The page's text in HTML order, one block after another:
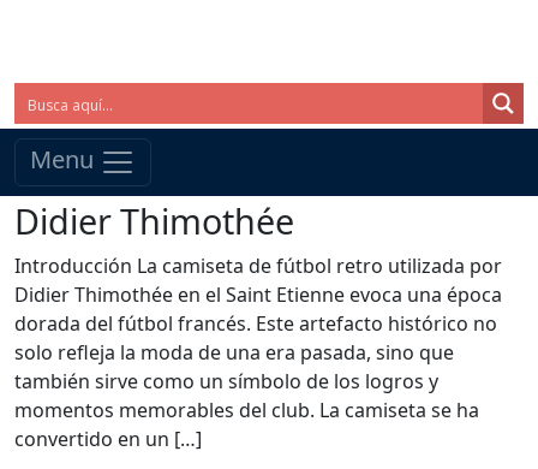
Menu
Didier Thimothée
Introducción La camiseta de fútbol retro utilizada por
Didier Thimothée en el Saint Etienne evoca una época
dorada del fútbol francés. Este artefacto histórico no
solo refleja la moda de una era pasada, sino que
también sirve como un símbolo de los logros y
momentos memorables del club. La camiseta se ha
convertido en un […]